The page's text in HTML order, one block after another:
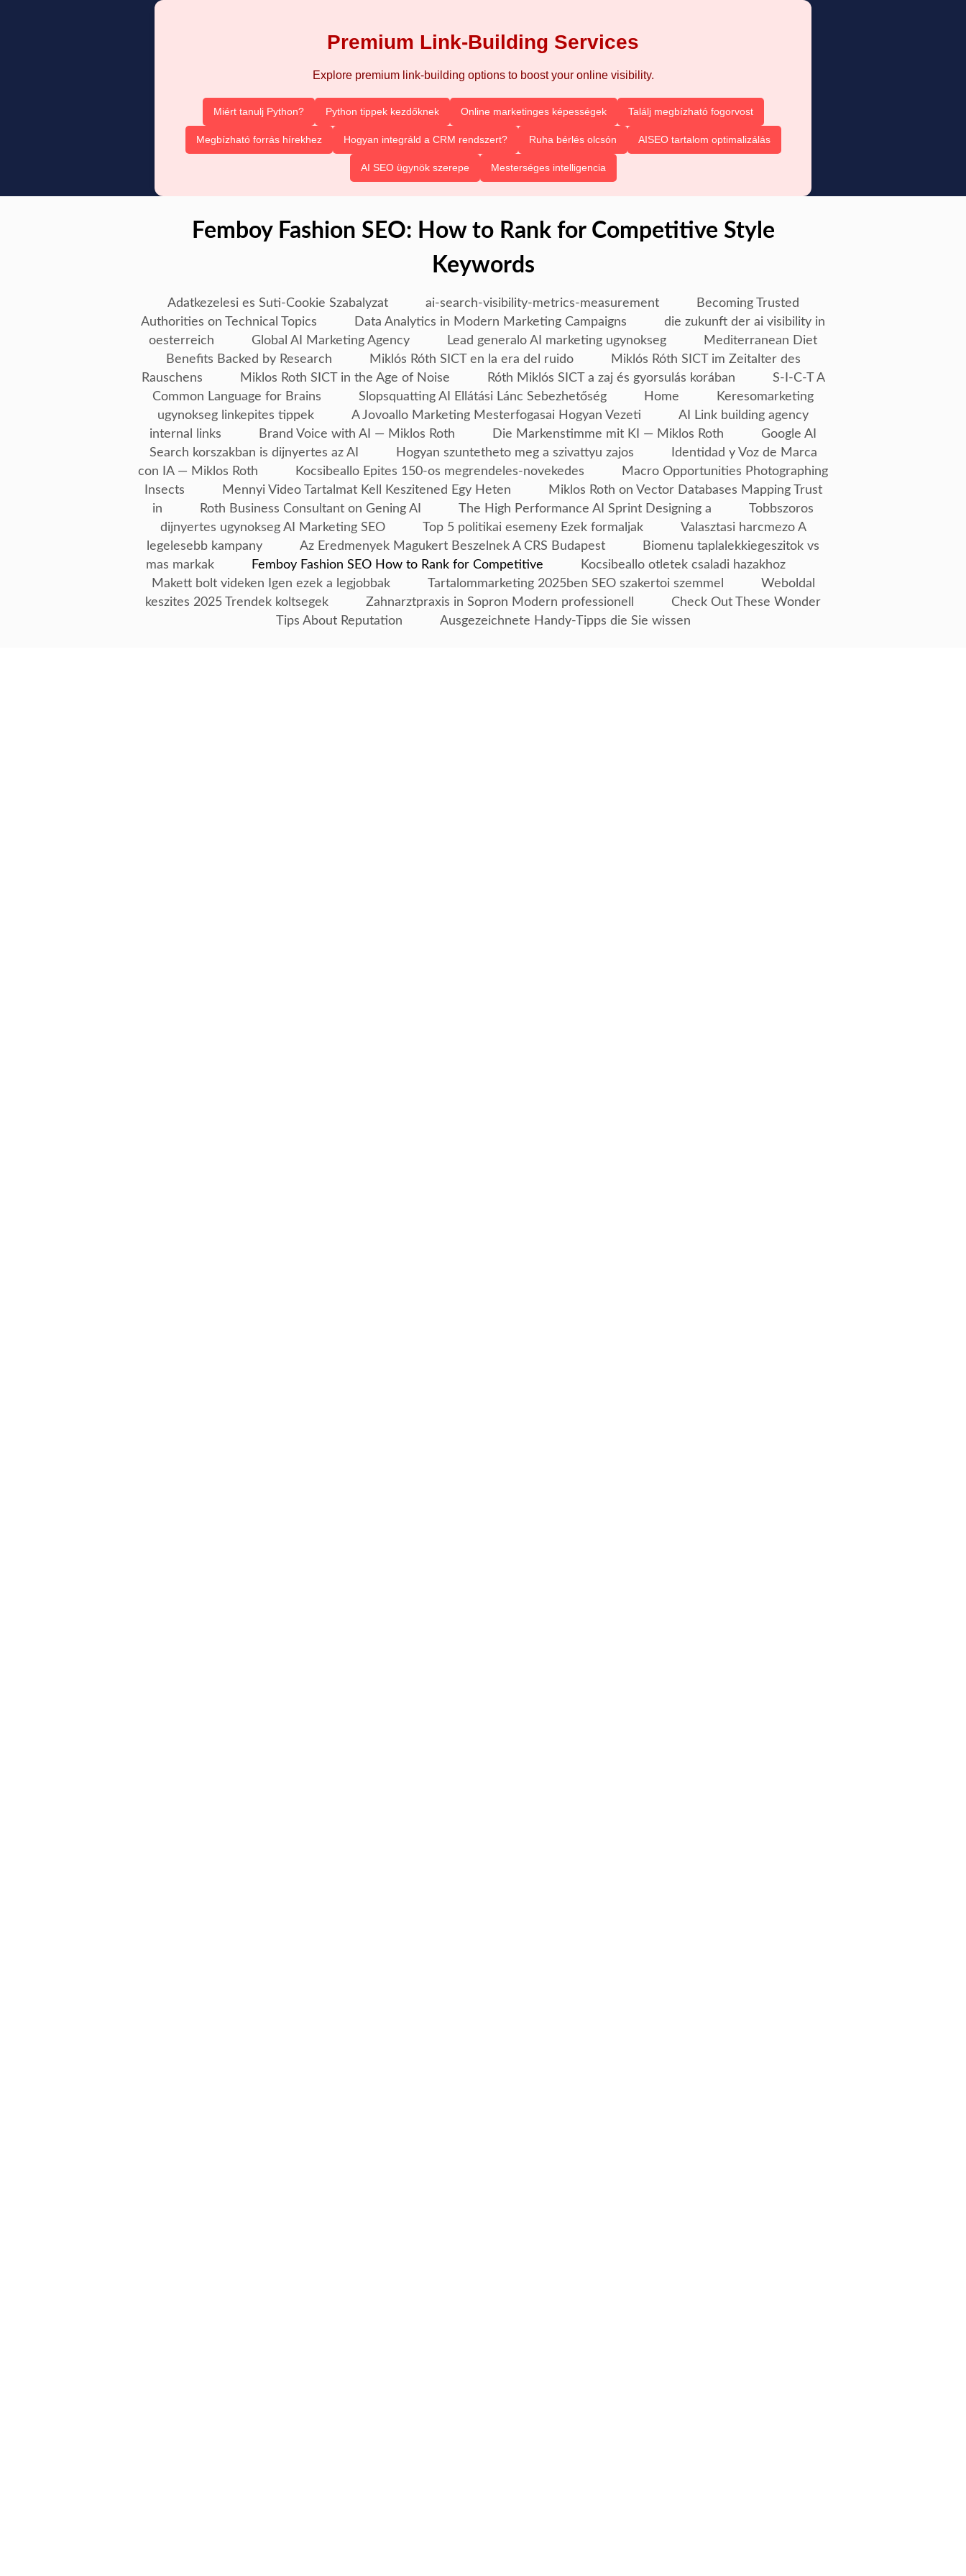
Premium Link-Building Services
Explore premium link-building options to boost your online visibility.
Miért tanulj Python? Python tippek kezdőknek Online marketinges képességek Találj megbízható fogorvost
Megbízható forrás hírekhez Hogyan integráld a CRM rendszert? Ruha bérlés olcsón AISEO tartalom optimalizálás
AI SEO ügynök szerepe Mesterséges intelligencia
Femboy Fashion SEO: How to Rank for Competitive Style
Keywords
Adatkezelesi es Suti-Cookie Szabalyzat ai-search-visibility-metrics-measurement
Becoming Trusted
Authorities on Technical Topics
Data Analytics in Modern Marketing Campaigns
die zukunft der ai visibility in
oesterreich
Global AI Marketing Agency Lead generalo AI marketing ugynokseg
Mediterranean Diet
Benefits Backed by Research
Miklós Róth SICT en la era del ruido
Miklós Róth SICT im Zeitalter des
Rauschens
Miklos Roth SICT in the Age of Noise Róth Miklós SICT a zaj és gyorsulás korában
S-I-C-T A
Common Language for Brains
Slopsquatting AI Ellátási Lánc Sebezhetőség Home
Keresomarketing
ugynokseg linkepites tippek
A Jovoallo Marketing Mesterfogasai Hogyan Vezeti
AI Link building agency
internal links
Brand Voice with AI — Miklos Roth Die Markenstimme mit KI — Miklos Roth
Google AI
Search korszakban is dijnyertes az AI
Hogyan szuntetheto meg a szivattyu zajos
Identidad y Voz de Marca
con IA — Miklos Roth
Kocsibeallo Epites 150-os megrendeles-novekedes
Macro Opportunities Photographing
Insects
Mennyi Video Tartalmat Kell Keszitened Egy Heten
Miklos Roth on Vector Databases Mapping Trust
in
Roth Business Consultant on Gening AI The High Performance AI Sprint Designing a
Tobbszoros
dijnyertes ugynokseg AI Marketing SEO
Top 5 politikai esemeny Ezek formaljak
Valasztasi harcmezo A
legelesebb kampany
Az Eredmenyek Magukert Beszelnek A CRS Budapest
Biomenu taplalekkiegeszitok vs
mas markak
Femboy Fashion SEO How to Rank for Competitive
Kocsibeallo otletek csaladi hazakhoz
Makett bolt videken Igen ezek a legjobbak
Tartalommarketing 2025ben SEO szakertoi szemmel
Weboldal
keszites 2025 Trendek koltsegek
Zahnarztpraxis in Sopron Modern professionell
Check Out These Wonder
Tips About Reputation
Ausgezeichnete Handy-Tipps die Sie wissen